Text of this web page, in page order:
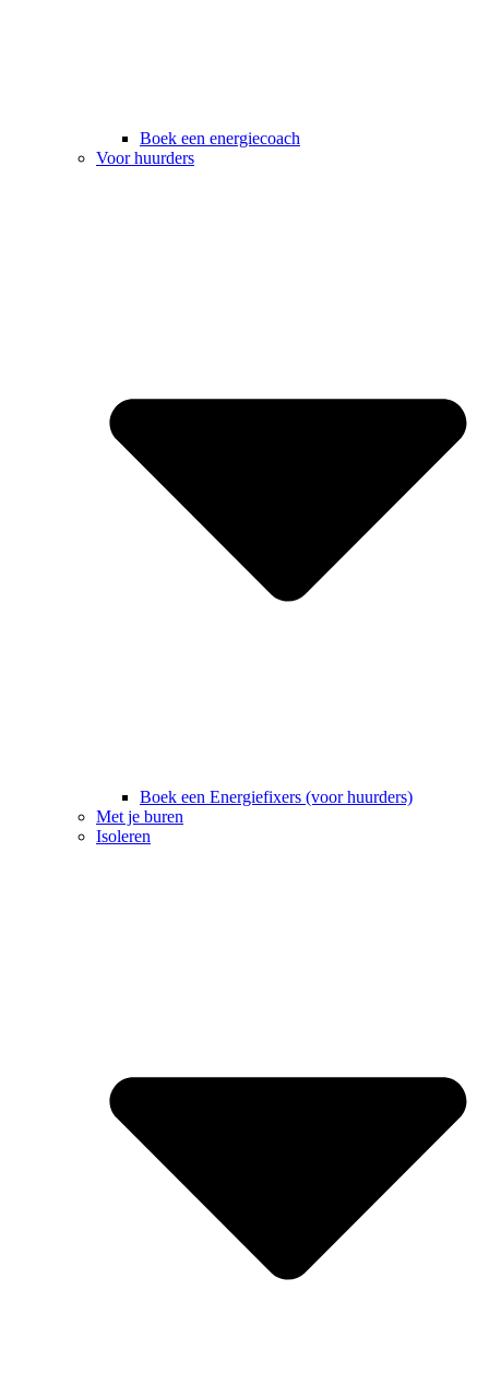
Boek een energiecoach
Voor huurders
Boek een Energiefixers (voor huurders)
Met je buren
Isoleren